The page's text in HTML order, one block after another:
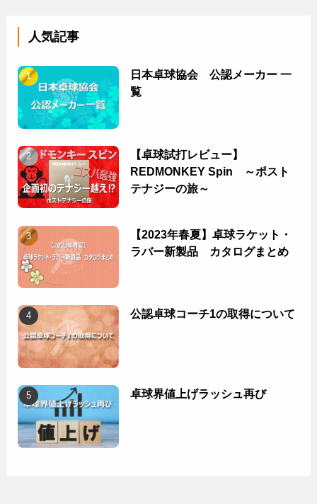
人気記事
日本卓球協会 公認メーカー 一
覧
【卓球試打レビュー】
REDMONKEY Spin ～ポスト
テナジーの旅～
【2023年春夏】卓球ラケット・
ラバー新製品 カタログまとめ
公認卓球コーチ1の取得について
卓球界値上げラッシュ再び